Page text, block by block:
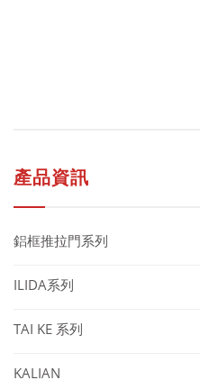
產品資訊
鋁框推拉門系列
ILIDA系列
TAI KE 系列
KALIAN